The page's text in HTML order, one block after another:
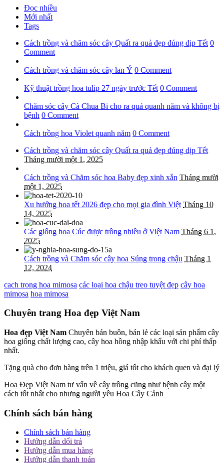
Đọc nhiều
Mới nhất
Tags
Cách trồng và chăm sóc cây Quất ra quả đẹp đúng dịp Tết 0
Comment
Cách trồng và chăm sóc cây lan Ý 0 Comment
Kỹ thuật trồng hoa tulip 27 ngày trước Tết 0 Comment
Chăm sóc cây Cà Chua Bi cho ra quả quanh năm và không bị
bệnh 0 Comment
Cách trồng hoa Violet quanh năm 0 Comment
Cách trồng và chăm sóc cây Quất ra quả đẹp đúng dịp Tết
Tháng mười một 1, 2025
Cách trồng và Chăm sóc hoa Baby đẹp xinh xắn Tháng mười
một 1, 2025
Xu hướng hoa tết 2026 đẹp cho mọi gia đình Việt Tháng 10
14, 2025
Các giống hoa Cúc được trồng nhiều ở Việt Nam Tháng 6 1,
2025
Cách trồng và Chăm sóc cây hoa Súng trong chậu Tháng 1
12, 2024
cach trong hoa mimosa các loại hoa chậu treo tuyệt đẹp cây hoa
mimosa hoa mimosa
Chuyên trang Hoa đẹp Việt Nam
Hoa đẹp Việt Nam Chuyên bán buôn, bán lẻ các loại sản phẩm cây
hoa giống chất lượng cao, cây hoa hồng nhập khẩu với chi phí thấp
nhất.
Tặng quà cho đơn hàng trên 1 triệu, giá tốt cho khách quen và đại lý
Hoa Đẹp Việt Nam tư vấn về cây trồng cũng như bệnh cây một
cách tốt nhất cho nhưng người yêu Hoa Cây Cảnh
Chính sách bán hàng
Chính sách bán hàng
Hướng dẫn dổi trả
Hướng dẫn mua hàng
Hướng dẫn thanh toán